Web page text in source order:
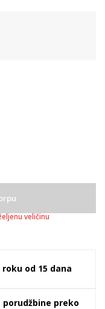
veličinu
od 15 dana
preko